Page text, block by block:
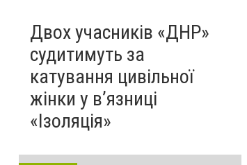
Двох учасників «ДНР»
судитимуть за
катування цивільної
жінки у в’язниці
«Ізоляція»